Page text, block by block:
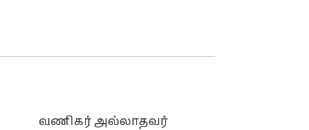
பின்தொடர "ஆம்" என்று
வணிகர் அல்லாதவர்